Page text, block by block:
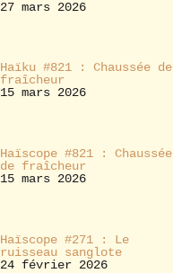
27 mars 2026
Haïku #821 : Chaussée de
fraîcheur
15 mars 2026
Haïscope #821 : Chaussée
de fraîcheur
15 mars 2026
Haïscope #271 : Le
ruisseau sanglote
24 février 2026